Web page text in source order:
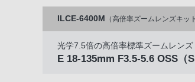
ILCE-6400M （高倍率ズームレンズキッ
光学7.5倍の高倍率標準ズームレンズ
E 18-135mm F3.5-5.6 OSS （